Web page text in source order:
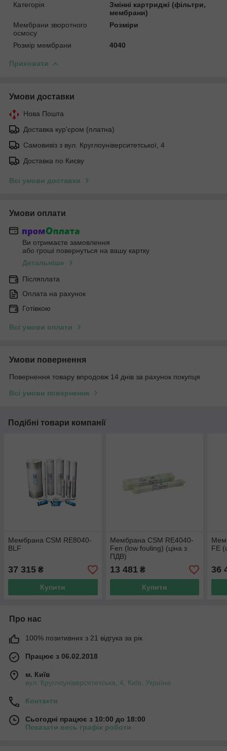
Категорія
Змінні картриджі (фільтри,
мембрани)
Мембрани зворотного
осмосу
Розміри
Розмір мембрани 4040
Приховати
Умови доставки
Нова Пошта
Доставка кур'єром (платна)
Самовивіз з вул. Круглоуніверситетської, 4
Доставка по Києву
Всі умови доставки
Умови оплати
Ви отримаєте замовлення
або гроші повернуться на вашу картку
Детальніше
Післяплата
Оплата на рахунок
Готівкою
Всі умови оплати
Умови повернення
Повернення товару впродовж 14 днів за рахунок покупця
Всі умови повернення
Подібні товари компанії
Мембрана CSM RE8040-
BLF
37 315 ₴
Купити
Мембрана CSM RE4040-
Fen (low fouling) (ціна з
ПДВ)
13 481₴
Купити
FE
36
Про нас
100% позитивних з 21 відгука за рік
Працює з 06.02.2018
м. Київ
вул. Круглоуніверситетська, 4, Київ, Україна
Контакти
Сьогодні працює з 10:00 до 18:00
Показати весь графік роботи